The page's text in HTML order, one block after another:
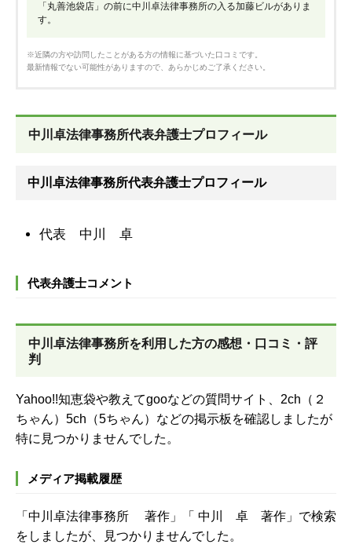
「丸善池袋店」の前に中川卓法律事務所の入る加藤ビルがありま
す。
※近隣の方や訪問したことがある方の情報に基づいた口コミです。
最新情報でない可能性がありますので、あらかじめご了承ください。
中川卓法律事務所代表弁護士プロフィール
中川卓法律事務所代表弁護士プロフィール
代表 中川 卓
代表弁護士コメント
中川卓法律事務所を利用した方の感想・口コミ・評
判
Yahoo!!知恵袋や教えてgooなどの質問サイト、2ch（２
ちゃん）5ch（5ちゃん）などの掲示板を確認しましたが
特に見つかりませんでした。
メディア掲載履歴
「中川卓法律事務所 著作」「 中川 卓 著作」で検索
をしましたが、見つかりませんでした。